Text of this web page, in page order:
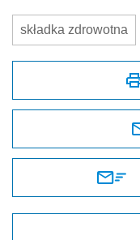
składka zdrowotna